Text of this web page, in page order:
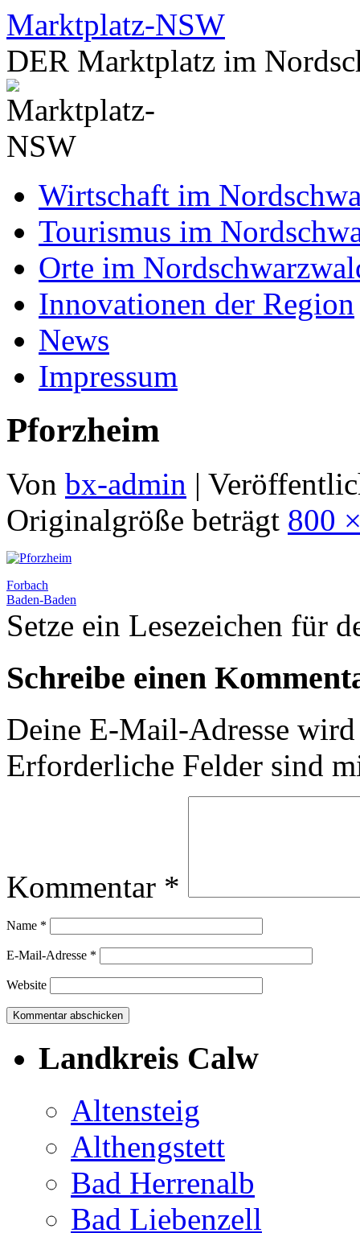
Zum
Inhalt
springen
Marktplatz-NSW
DER Marktplatz im
Wirtschaft im
Tourismus im
Orte im
Innovationen der Region
News
Impressum
Pforzheim
Von bx-admin |
Originalgröße beträgt 800
Forbach
Baden-Baden
Setze ein Lesezeichen für
Schreibe einen
Deine E-Mail-Adresse
Erforderliche Felder sind
Kommentar *
Name *
E-Mail-Adresse *
Website
Landkreis Calw
Altensteig
Althengstett
Bad Herrenalb
Bad Liebenzell